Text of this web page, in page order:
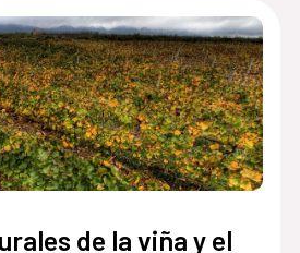
de la viña y el